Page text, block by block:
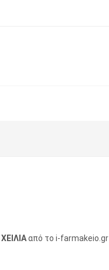
ΧΕΙΛΙΑαπό το i-farmakeio.gr